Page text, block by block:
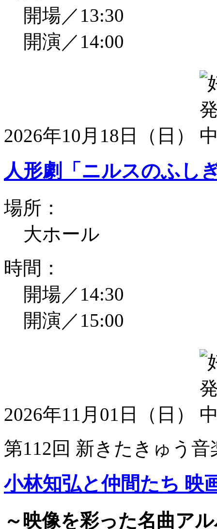
開場／13:30
開演／14:00
2026年10月18日（日）
人形劇「ニルスのふし
場所：
大ホール
時間：
開場／14:30
開演／15:00
2026年11月01日（日）
第112回 新きたきゅう音
小林知弘と仲間たち 映
～映像を彩った名曲ア